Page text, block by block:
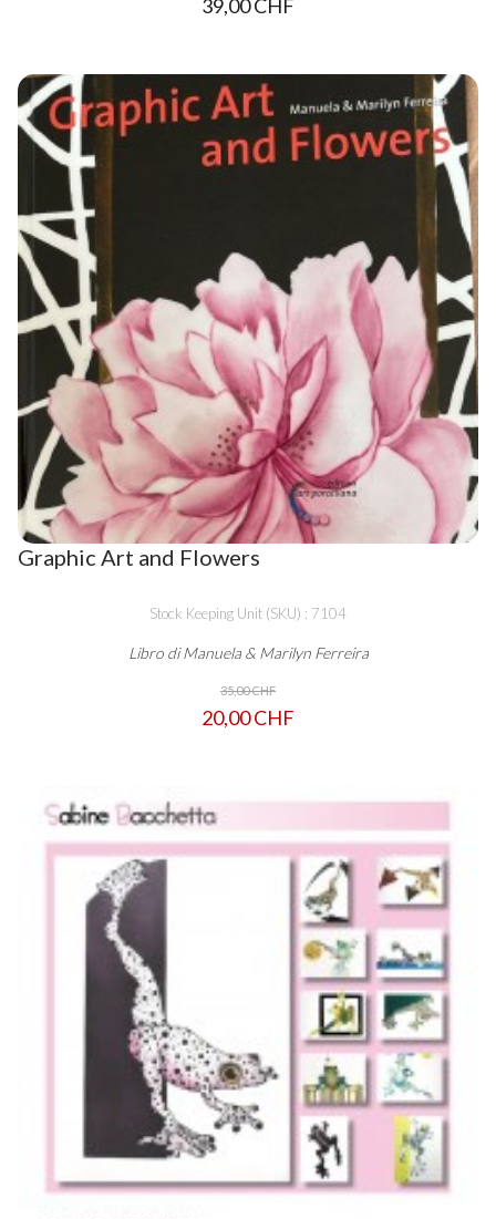
39,00 CHF
Graphic Art and Flowers
Stock Keeping Unit (SKU) : 7104
Libro di Manuela & Marilyn Ferreira
35,00 CHF
20,00 CHF